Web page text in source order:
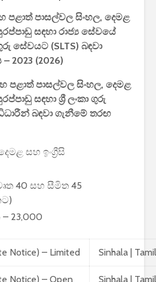
පළාත් පාසල්වල සිංහල, දෙමළ
සඳහා රාජ්‍ය සේවයේ
සේවයට (SLTS) බඳවා
2023 (2026)
පළාත් පාසල්වල සිංහල, දෙමළ
සඳහා ශ්‍රී ලංකා ගුරු
බඳවා ගැනීමේ තරඟ
සහ ඉංග්‍රීසි
40 සහ සීමිත 45
23,000
Notice) – Limited Sinhala | Tamil
Notice) – Open Sinhala | Tamil
රාජ්‍ය, බැංකු, වෙළඳ
සහ පුර පසළොස්වක
පොහොය නිවාඩු දින
සහිත ශ්‍රී ලංකා දින
2026 වර්ෂයේ
පාසල්වල පළමු
චක්‍රලේඛය
මිලියන 1.5 කට අධික
ග්‍රාහකයින් සම්බන්ධ
විශාලතම 5G ජාලය